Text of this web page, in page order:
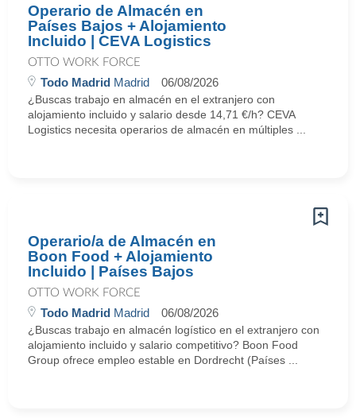
Operario de Almacén en
Países Bajos + Alojamiento
Incluido | CEVA Logistics
OTTO WORK FORCE
Todo Madrid Madrid 06/08/2026
¿Buscas trabajo en almacén en el extranjero con
alojamiento incluido y salario desde 14,71 €/h? CEVA
Logistics necesita operarios de almacén en múltiples ...
Operario/a de Almacén en
Boon Food + Alojamiento
Incluido | Países Bajos
OTTO WORK FORCE
Todo Madrid Madrid 06/08/2026
¿Buscas trabajo en almacén logístico en el extranjero con
alojamiento incluido y salario competitivo? Boon Food
Group ofrece empleo estable en Dordrecht (Países ...